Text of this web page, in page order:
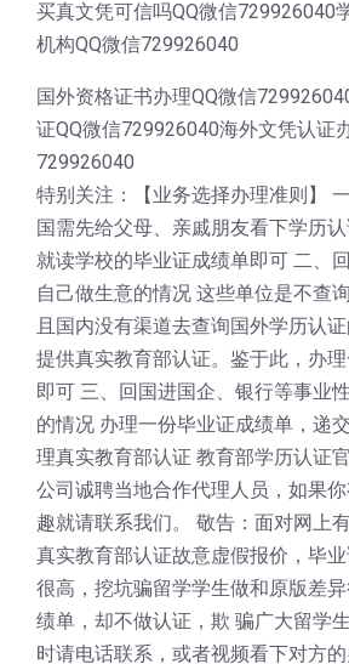
买真文凭可信吗QQ微信729926040
机构QQ微信729926040
国外资格证书办理QQ微信
证QQ微信729926040海外文凭认证
729926040
特别关注：【业务选择办理准则】
国需先给父母、亲戚朋友看下学历
就读学校的毕业证成绩单即可 二、
自己做生意的情况 这些单位是不查
且国内没有渠道去查询国外学历认
提供真实教育部认证。鉴于此，办
即可 三、回国进国企、银行等事业
的情况 办理一份毕业证成绩单，递
理真实教育部认证 教育部学历认证
公司诚聘当地合作代理人员，如果
趣就请联系我们。 敬告：面对网上
真实教育部认证故意虚假报价，毕
很高，挖坑骗留学学生做和原版差
绩单，却不做认证，欺 骗广大留学
时请电话联系，或者视频看下对方